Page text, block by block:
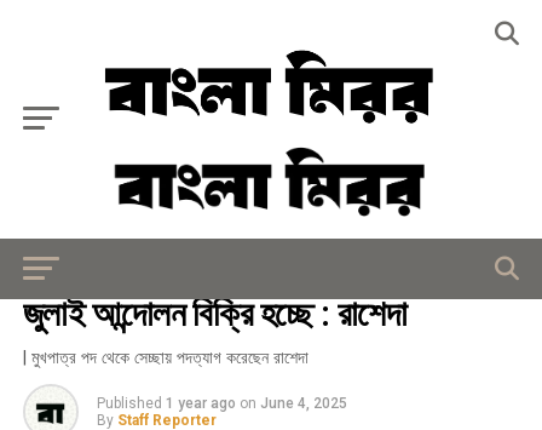
মিরর বিশেষ
জুলাই আন্দোলন বিক্রি হচ্ছে : রাশেদা
| মুখপাত্র পদ থেকে সেচ্ছায় পদত্যাগ করেছেন রাশেদা
Published 1 year ago on June 4, 2025
By Staff Reporter